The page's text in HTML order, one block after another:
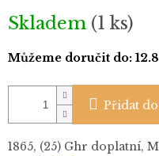
Měrná
cena:
Skladem (1 ks)
Můžeme doručit do:
Přidat
1865, (25) Ghr doplatní,